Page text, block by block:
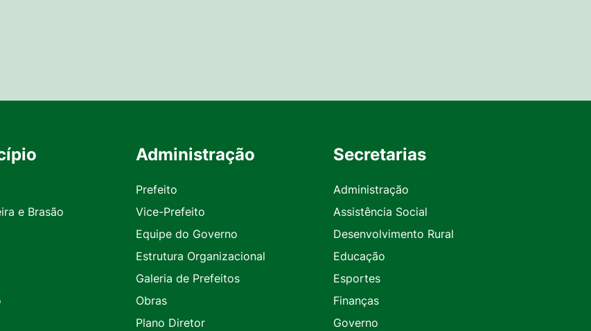
e Brasão
Administração
Prefeito
Vice-Prefeito
Equipe do Governo
Estrutura Organizacional
Galeria de Prefeitos
Obras
Plano Diretor
Secretarias
Administração
Assistência Social
Desenvolvimento Rural
Educação
Esportes
Finanças
Governo